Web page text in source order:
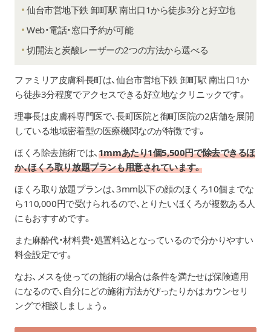
仙台市営地下鉄 卸町駅 南出口1から徒歩3分と好立地
Web・電話・窓口予約が可能
切開法と炭酸レーザーの2つの方法から選べる
ファミリア皮膚科長町は、仙台市営地下鉄 卸町駅 南出口1か
ら徒歩3分程度でアクセスできる好立地なクリニックです。
理事長は皮膚科専門医で、長町医院と御町医院の2店舗を展開
している地域密着型の医療機関なのが特徴です。
ほくろ除去施術では、 1mmあたり1個5,500円で除去できるほ
か、ほくろ取り放題プランも用意されています。
ほくろ取り放題プランは、3mm以下の顔のほくろ10個までな
ら110,000円で受けられるので、とりたいほくろが複数ある人
にもおすすめです。
また麻酔代・材料費・処置料込となっているので分かりやすい
料金設定です。
なお、メスを使っての施術の場合は条件を満たせば保険適用
になるので、自分にどの施術方法がぴったりかはカウンセリ
ングで相談しましょう。